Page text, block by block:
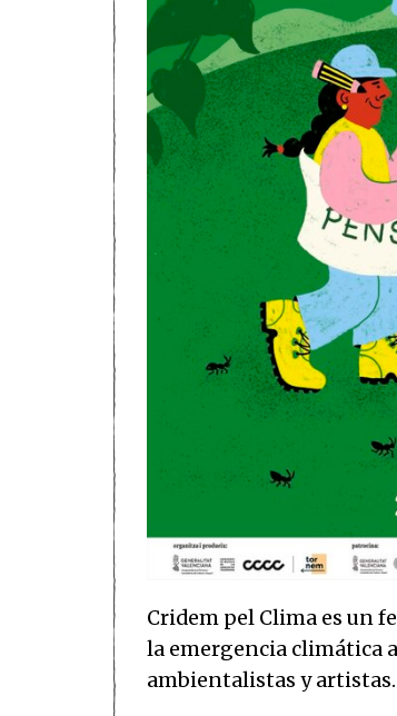
Cridem pel Clima es un
la emergencia climática
ambientalistas y artistas.